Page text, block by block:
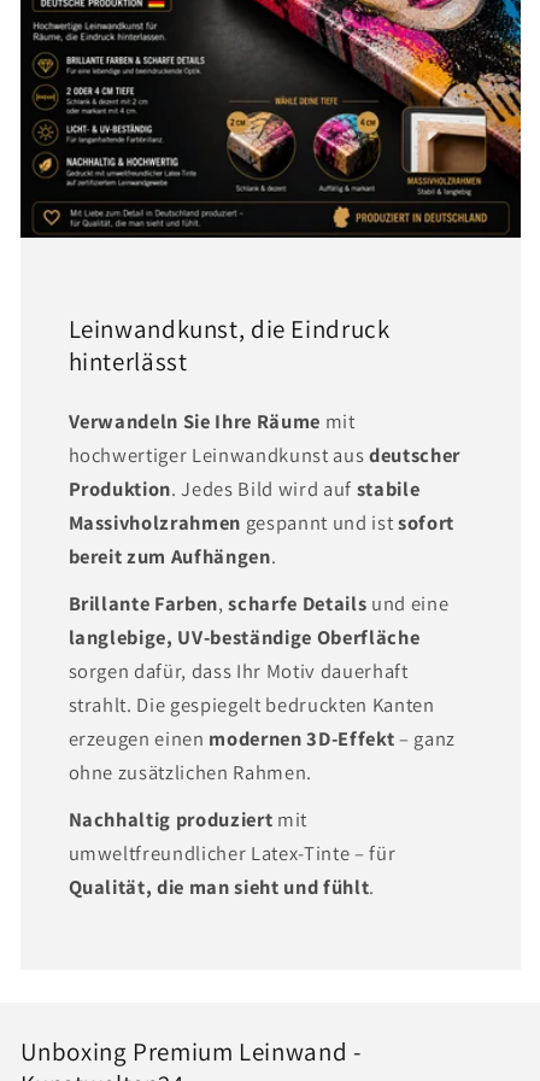
Leinwandkunst, die Eindruck
hinterlässt
Verwandeln Sie Ihre Räume mit
hochwertiger Leinwandkunst ausdeutscher
Produktion. Jedes Bild wird auf stabile
Massivholzrahmen gespannt und istsofort
bereit zum Aufhängen.
Brillante Farben,scharfe Details und eine
langlebige, UV-beständige Oberfläche
sorgen dafür, dass Ihr Motiv dauerhaft
strahlt. Die gespiegelt bedruckten Kanten
erzeugen einen modernen 3D-Effekt– ganz
ohne zusätzlichen Rahmen.
Nachhaltig produziert mit
umweltfreundlicher Latex-Tinte – für
Qualität, die man sieht und fühlt.
Unboxing Premium Leinwand -